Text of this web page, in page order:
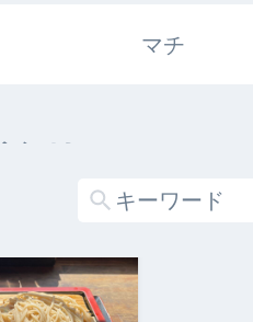
マチ
タリ